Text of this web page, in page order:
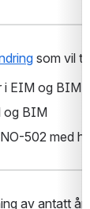
som vil
i EIM og BIM
og BIM
502 med
av antatt